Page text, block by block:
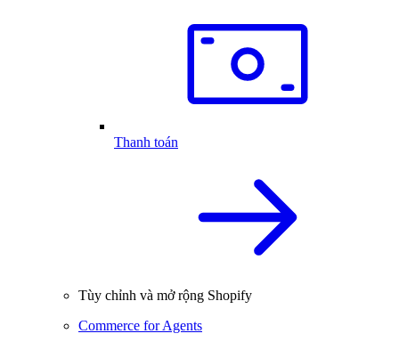
Thanh toán
Tùy chỉnh và mở rộng Shopify
Commerce for Agents